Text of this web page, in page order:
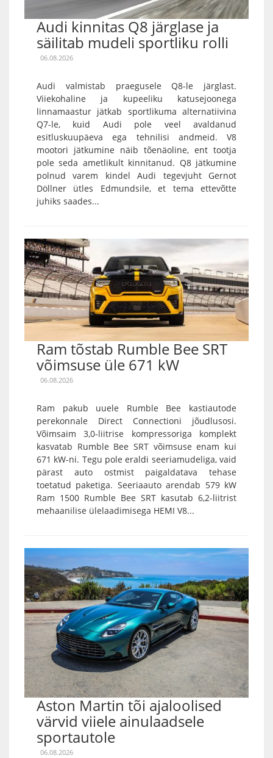
Audi kinnitas Q8 järglase ja
säilitab mudeli sportliku rolli
06.08.2026
Audi valmistab praegusele Q8-le järglast.
Viiekohaline ja kupeeliku katusejoonega
linnamaastur jätkab sportlikuma alternatiivina
Q7-le, kuid Audi pole veel avaldanud
esitluskuupäeva ega tehnilisi andmeid. V8
mootori jätkumine näib tõenäoline, ent tootja
pole seda ametlikult kinnitanud. Q8 jätkumine
polnud varem kindel Audi tegevjuht Gernot
Döllner ütles Edmundsile, et tema ettevõtte
juhiks saades...
Ram tõstab Rumble Bee SRT
võimsuse üle 671 kW
06.08.2026
Ram pakub uuele Rumble Bee kastiautode
perekonnale Direct Connectioni jõudlusosi.
Võimsaim 3,0-liitrise kompressoriga komplekt
kasvatab Rumble Bee SRT võimsuse enam kui
671 kW-ni. Tegu pole eraldi seeriamudeliga, vaid
pärast auto ostmist paigaldatava tehase
toetatud paketiga. Seeriaauto arendab 579 kW
Ram 1500 Rumble Bee SRT kasutab 6,2-liitrist
mehaanilise ülelaadimisega HEMI V8...
Aston Martin tõi ajaloolised
värvid viiele ainulaadsele
sportautole
06.08.2026